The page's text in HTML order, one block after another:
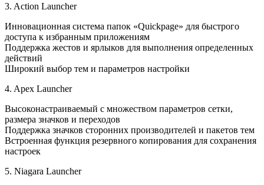
3. Action Launcher
Инновационная система папок «Quickpage» для быстрого
доступа к избранным приложениям
Поддержка жестов и ярлыков для выполнения определенных
действий
Широкий выбор тем и параметров настройки
4. Apex Launcher
Высоконастраиваемый с множеством параметров сетки,
размера значков и переходов
Поддержка значков сторонних производителей и пакетов тем
Встроенная функция резервного копирования для сохранения
настроек
5. Niagara Launcher